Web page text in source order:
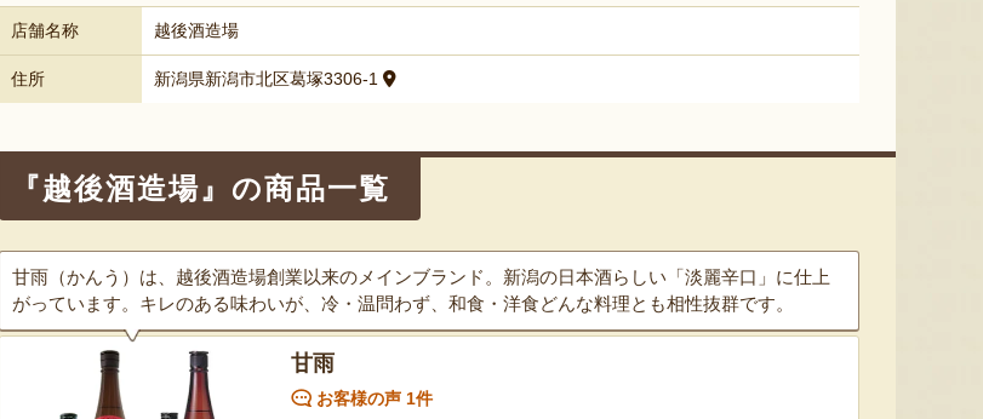
店舗名称 越後酒造場
住所 新潟県新潟市北区葛塚3306-1
『越後酒造場』の商品一覧
甘雨（かんう）は、越後酒造場創業以来のメインブランド。新潟の日本酒らしい「淡麗辛口」に仕上
がっています。キレのある味わいが、冷・温問わず、和食・洋食どんな料理とも相性抜群です。
甘雨
お客様の声 1件